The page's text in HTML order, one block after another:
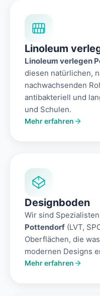
Linoleum
Linoleum verlegen
diesen natürlichen,
nachwachsenden
antibakteriell und
und Schulen.
Mehr erfahren
Designboden
Wir sind
Pottendorf (LVT,
Oberflächen, die
modernen Designs
Mehr erfahren